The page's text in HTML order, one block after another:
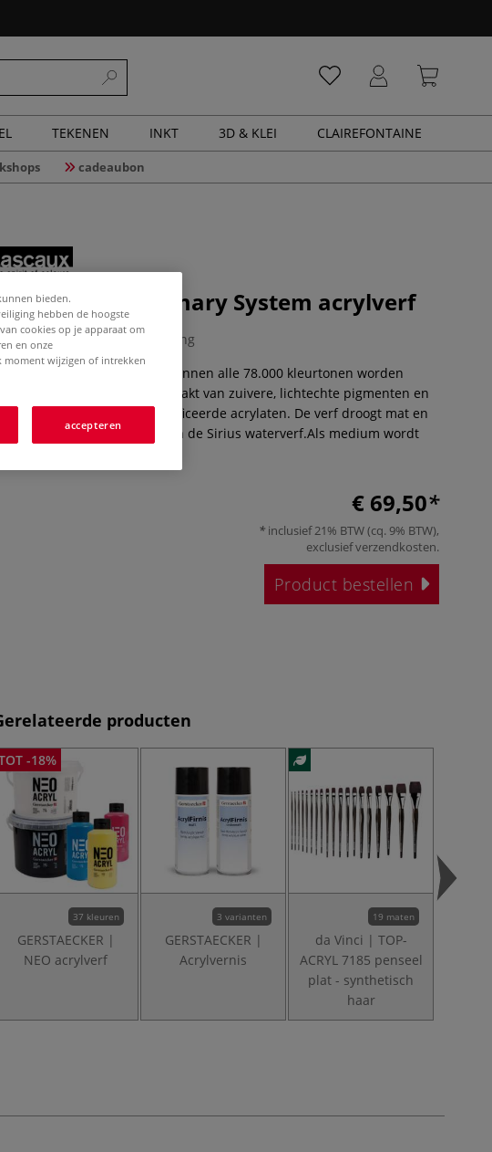
TEKENEN INKT 3D & KLEI CLAIREFONTAINE
cadeaubon
Sirius Primary System acrylverf
0 Beoordeling
dit palet primaire kleuren kunnen alle 78.000 kleurtonen worden
Lascaux Sirius is gemaakt van zuivere, lichtechte pigmenten en
gemodificeerde acrylaten. De verf droogt mat en
op en is iets dikker dan de Sirius waterverf.Als medium wordt
€ 69,50
inclusief 21% BTW (cq. 9% BTW),
exclusiefverzendkosten.
Product bestellen
producten
-18%
37 kleuren
GERSTAECKER |
NEO acrylverf
3 varianten
GERSTAECKER |
Acrylvernis
19 maten
da Vinci | TOP-
ACRYL 7185 penseel
plat - synthetisch
haar
bieden.
hebben de hoogste
cookies op je apparaat om
en onze
moment wijzigen of intrekken
accepteren